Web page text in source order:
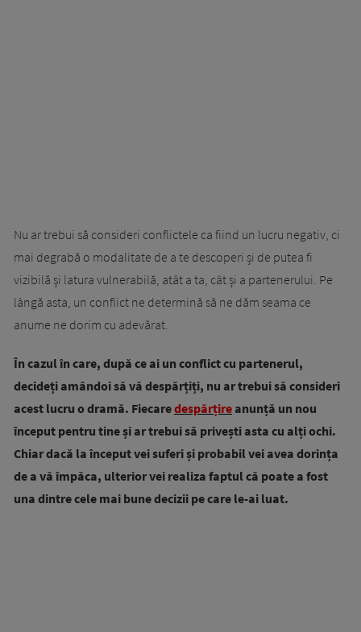
Nu ar trebui să consideri conflictele ca fiind un lucru negativ, ci
mai degrabă o modalitate de a te descoperi și de putea fi
vizibilă și latura vulnerabilă, atât a ta, cât și a partenerului. Pe
lângă asta, un conflict ne determină să ne dăm seama ce
anume ne dorim cu adevărat.
În cazul în care, după ce ai un conflict cu partenerul,
decideți amândoi să vă despărțiți, nu ar trebui să consideri
acest lucru o dramă. Fiecaredespărțire anunță un nou
început pentru tine și ar trebui să privești asta cu alți ochi.
Chiar dacă la început vei suferi și probabil vei avea dorința
de a vă împăca, ulterior vei realiza faptul că poate a fost
una dintre cele mai bune decizii pe care le-ai luat.